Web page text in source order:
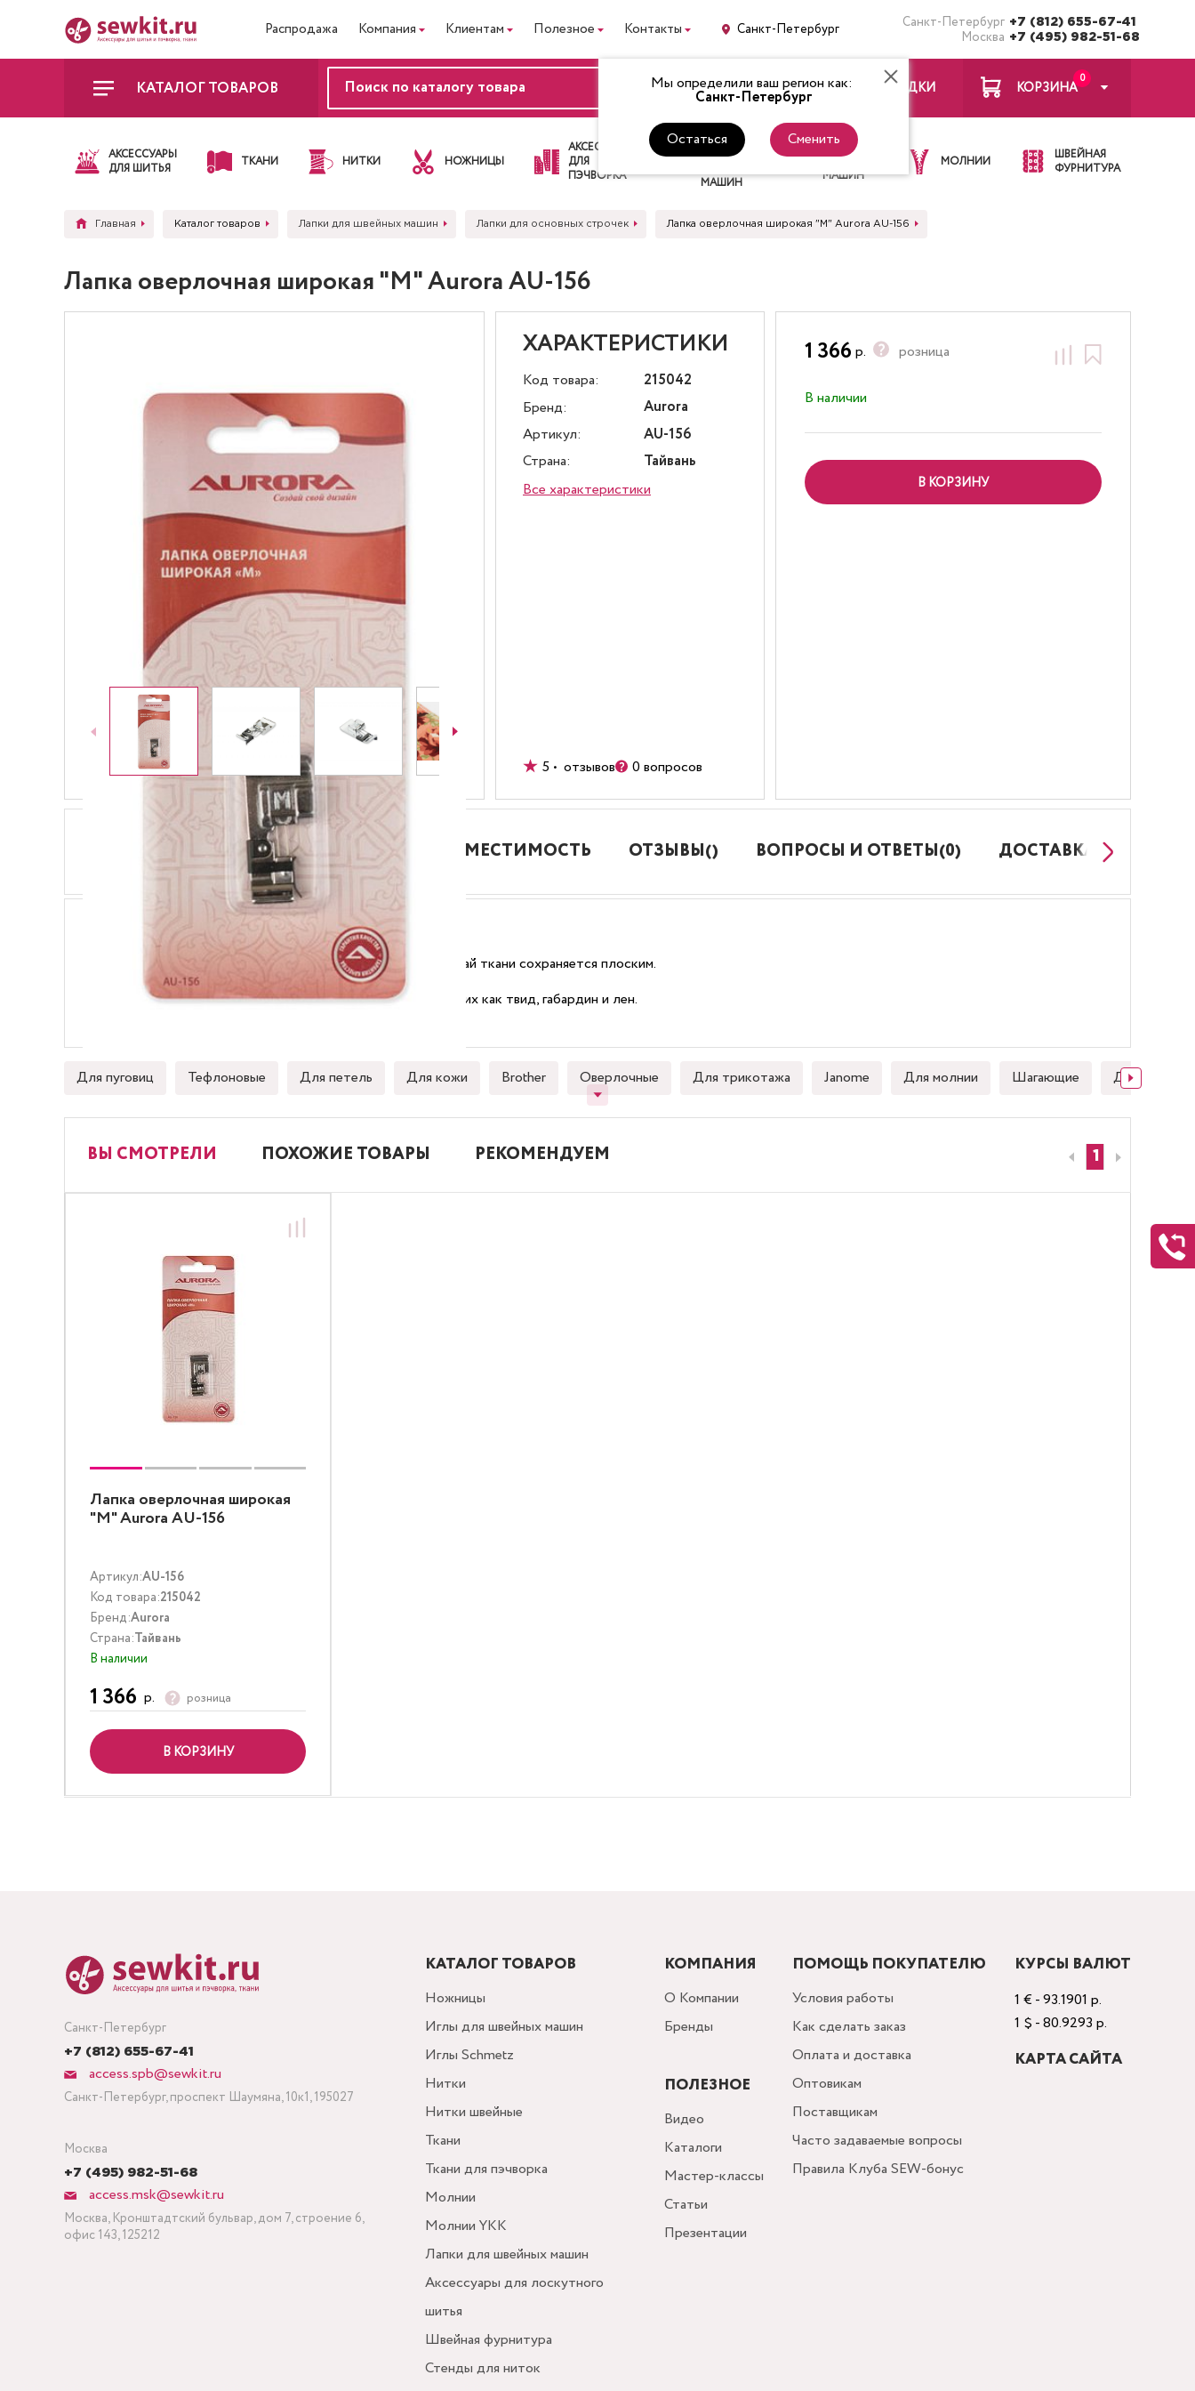
Распродажа Компания Клиентам Полезное Контакты Санкт-Петербург Санкт-Петербург +7 (812) 655-67-41
Москва +7 (495) 982-51-68
Мы определили ваш регион как:
Санкт-Петербург
Остаться Сменить
КАТАЛОГ ТОВАРОВ ВХОД ЗАКЛАДКИ
0
КОРЗИНА
АКСЕССУАРЫ
ДЛЯ ШИТЬЯ
ТКАНИ НИТКИ НОЖНИЦЫ
АКСЕССУАРЫ
ДЛЯ
ПЭЧВОРКА
ЛАПКИ
ДЛЯ
МАШИН
ИГЛЫ ДЛЯ
ШВЕЙНЫХ
МАШИН
МОЛНИИ
ШВЕЙНАЯ
ФУРНИТУРА
Главная Каталог товаров Лапки для швейных машин Лапки для основных строчек Лапка оверлочная широкая "М" Aurora AU-156
Лапка оверлочная широкая "М" Aurora AU-156
ХАРАКТЕРИСТИКИ
Код товара:
215042
Бренд:
Aurora
Артикул:
AU-156
Страна:
Тайвань
Все характеристики
5 • отзывов 0 вопросов
1 366 р. розница
В наличии
В КОРЗИНУ
ХАРАКТЕРИСТИКИ СОВМЕСТИМОСТЬ ОТЗЫВЫ() ВОПРОСЫ И ОТВЕТЫ(0) ДОСТАВКА И ОПЛАТА
Лапка используется для краеобметочных строчек.
Лапка имеет направляющую для ткани, за счет которой край ткани сохраняется плоским.
Идеально подходит для средних или тяжелых тканей, таких как твид, габардин и лен.
Для пуговиц Тефлоновые Для петель Для кожи Brother Оверлочные Для трикотажа Janome Для молнии Шагающие Для стежки
ВЫ СМОТРЕЛИ ПОХОЖИЕ ТОВАРЫ РЕКОМЕНДУЕМ
Лапка оверлочная широкая
"М" Aurora AU-156
Артикул:AU-156
Код товара:215042
Бренд:Aurora
Страна:Тайвань
В наличии
1 366 р. розница
В КОРЗИНУ
1
Санкт-Петербург
+7 (812) 655-67-41
access.spb@sewkit.ru
Санкт-Петербург, проспект Шаумяна, 10к1, 195027
Москва
+7 (495) 982-51-68
access.msk@sewkit.ru
Москва, Кронштадтский бульвар, дом 7, строение 6,
офис 143, 125212
КАТАЛОГ ТОВАРОВ
Ножницы
Иглы для швейных машин
Иглы Schmetz
Нитки
Нитки швейные
Ткани
Ткани для пэчворка
Молнии
Молнии YKK
Лапки для швейных машин
Аксессуары для лоскутного
шитья
Швейная фурнитура
Стенды для ниток
КОМПАНИЯ
О Компании
Бренды
ПОЛЕЗНОЕ
Видео
Каталоги
Мастер-классы
Статьи
Презентации
ПОМОЩЬ ПОКУПАТЕЛЮ
Условия работы
Как сделать заказ
Оплата и доставка
Оптовикам
Поставщикам
Часто задаваемые вопросы
Правила Клуба SEW-бонус
КУРСЫ ВАЛЮТ
1 € - 93.1901 р.
1 $ - 80.9293 р.
КАРТА САЙТА